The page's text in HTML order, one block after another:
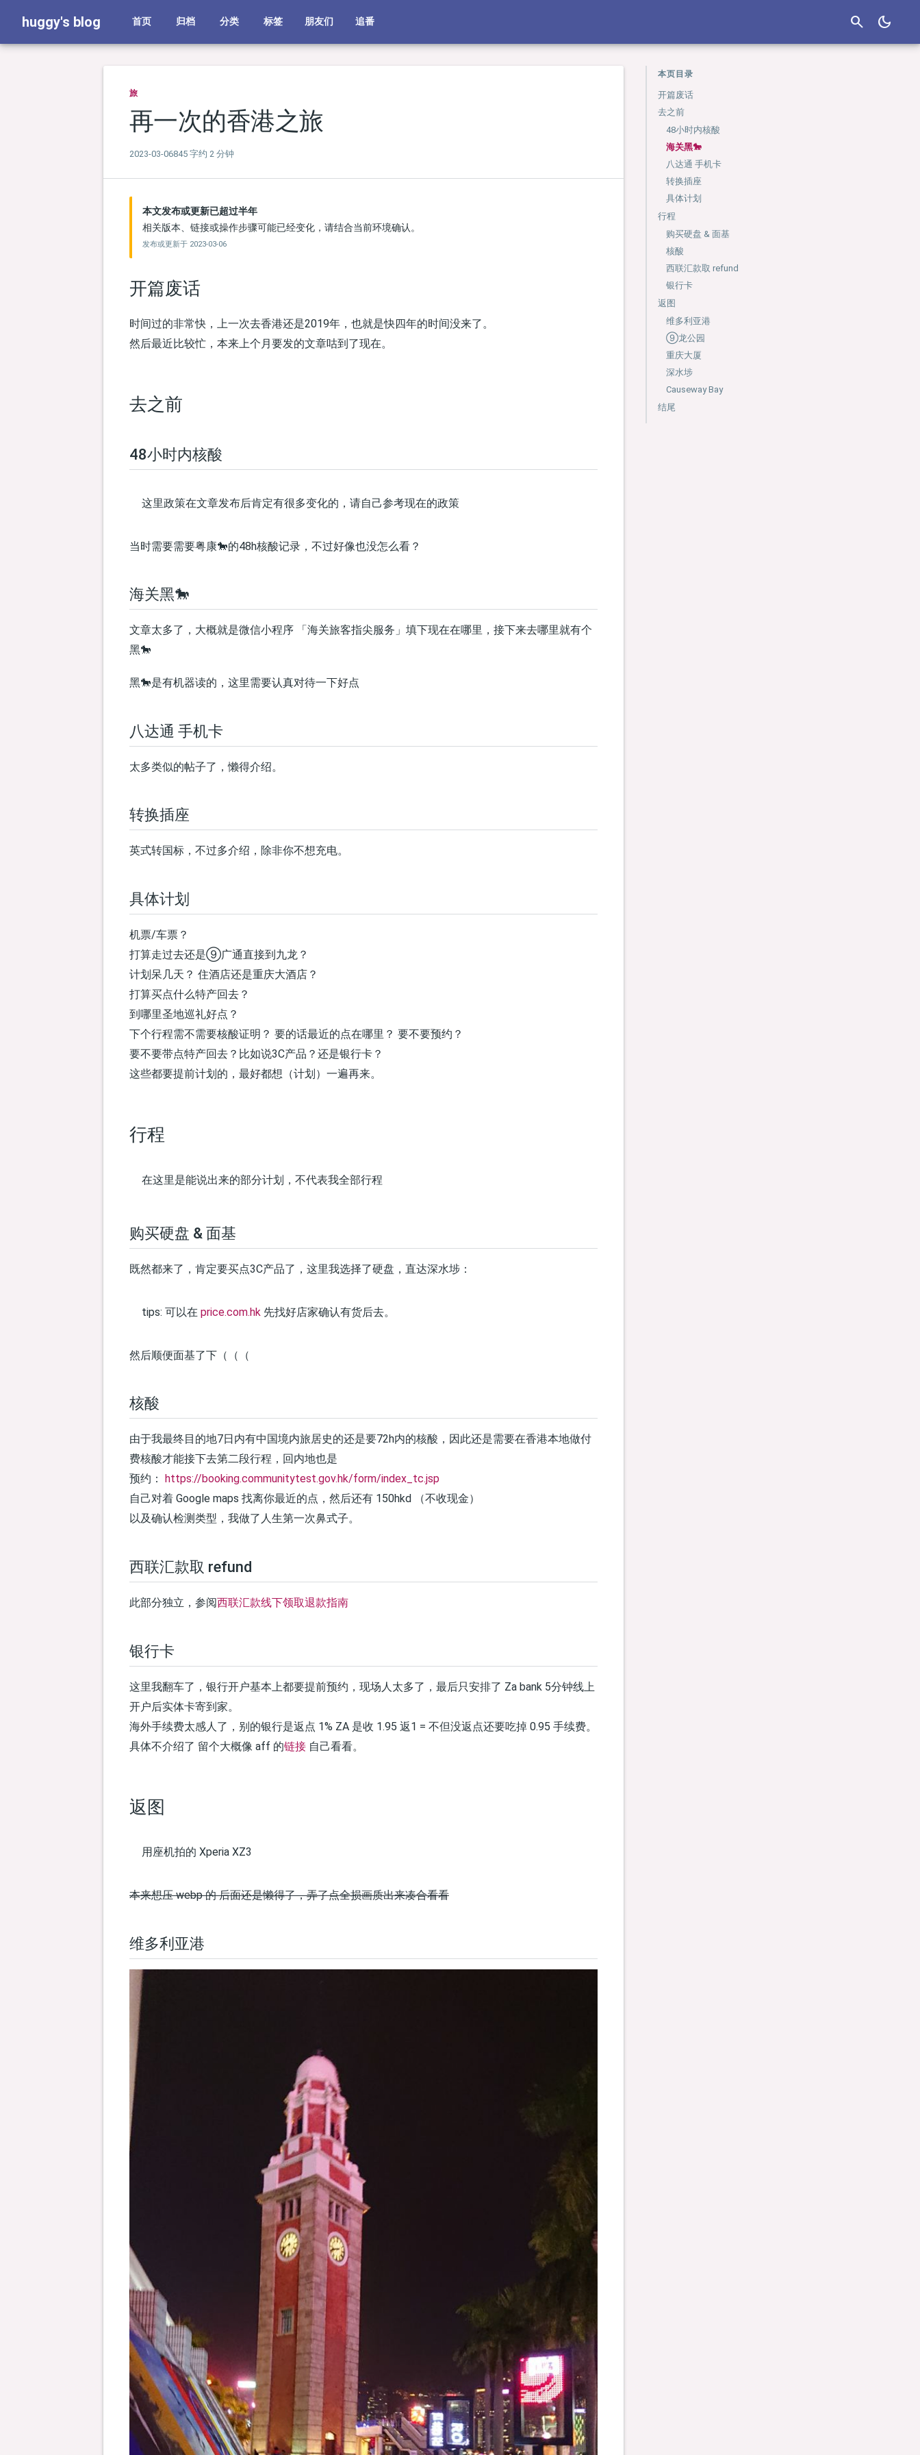
huggy's blog 首页 归档 分类 标签 朋友们 追番 search dark_mode
旅
再一次的香港之旅
2023-03-06845 字约 2 分钟
本文发布或更新已超过半年
相关版本、链接或操作步骤可能已经变化，请结合当前环境确认。
发布或更新于 2023-03-06
开篇废话
时间过的非常快，上一次去香港还是2019年，也就是快四年的时间没来了。
然后最近比较忙，本来上个月要发的文章咕到了现在。
去之前
48小时内核酸
这里政策在文章发布后肯定有很多变化的，请自己参考现在的政策
当时需要需要粤康🐎的48h核酸记录，不过好像也没怎么看？
海关黑🐎
文章太多了，大概就是微信小程序 「海关旅客指尖服务」填下现在在哪里，接下来去哪里就有个
黑🐎
黑🐎是有机器读的，这里需要认真对待一下好点
八达通 手机卡
太多类似的帖子了，懒得介绍。
转换插座
英式转国标，不过多介绍，除非你不想充电。
具体计划
机票/车票？
打算走过去还是⑨广通直接到九龙？
计划呆几天？ 住酒店还是重庆大酒店？
打算买点什么特产回去？
到哪里圣地巡礼好点？
下个行程需不需要核酸证明？ 要的话最近的点在哪里？ 要不要预约？
要不要带点特产回去？比如说3C产品？还是银行卡？
这些都要提前计划的，最好都想（计划）一遍再来。
行程
在这里是能说出来的部分计划，不代表我全部行程
购买硬盘 & 面基
既然都来了，肯定要买点3C产品了，这里我选择了硬盘，直达深水埗：
tips: 可以在 price.com.hk 先找好店家确认有货后去。
然后顺便面基了下（（（
核酸
由于我最终目的地7日内有中国境内旅居史的还是要72h内的核酸，因此还是需要在香港本地做付
费核酸才能接下去第二段行程，回内地也是
预约：
https://booking.communitytest.gov.hk/form/index_tc.jsp
自己对着 Google maps 找离你最近的点，然后还有 150hkd （不收现金）
以及确认检测类型，我做了人生第一次鼻式子。
西联汇款取 refund
此部分独立，参阅西联汇款线下领取退款指南
银行卡
这里我翻车了，银行开户基本上都要提前预约，现场人太多了，最后只安排了 Za bank 5分钟线上
开户后实体卡寄到家。
海外手续费太感人了，别的银行是返点 1% ZA 是收 1.95 返1 = 不但没返点还要吃掉 0.95 手续费。
具体不介绍了 留个大概像 aff 的链接 自己看看。
返图
用座机拍的 Xperia XZ3
本来想压 webp 的 后面还是懒得了，弄了点全损画质出来凑合看看
维多利亚港
本页目录
开篇废话
去之前
48小时内核酸
海关黑🐎
八达通 手机卡
转换插座
具体计划
行程
购买硬盘 & 面基
核酸
西联汇款取 refund
银行卡
返图
维多利亚港
⑨龙公园
重庆大厦
深水埗
Causeway Bay
结尾